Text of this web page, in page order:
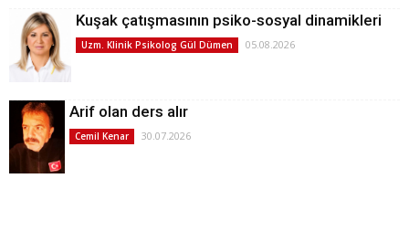
Kuşak çatışmasının psiko-sosyal dinamikleri
Uzm. Klinik Psikolog Gül Dümen 05.08.2026
Arif olan ders alır
Cemil Kenar 30.07.2026